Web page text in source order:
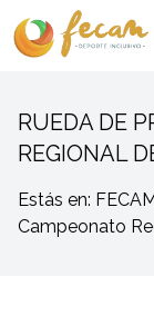
RUEDA DE
REGIONAL
Estás en:
Campeonato